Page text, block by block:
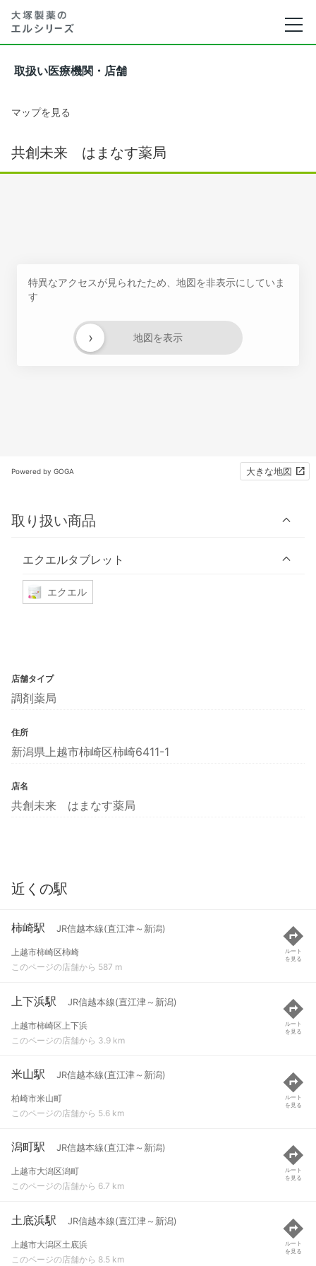
取扱い医療機関・店舗
マップを見る
共創未来 はまなす薬局
特異なアクセスが見られたため、地図を非表示にしていま
す
地図を表示
›
Powered by GOGA 大きな地図
取り扱い商品
エクエルタブレット
エクエル
店舗タイプ
調剤薬局
住所
新潟県上越市柿崎区柿崎6411-1
店名
共創未来 はまなす薬局
近くの駅
柿崎駅 JR信越本線(直江津～新潟)
上越市柿崎区柿崎
このページの店舗から 587 m
ルート
を見る
上下浜駅 JR信越本線(直江津～新潟)
上越市柿崎区上下浜
このページの店舗から 3.9 km
ルート
を見る
米山駅 JR信越本線(直江津～新潟)
柏崎市米山町
このページの店舗から 5.6 km
ルート
を見る
潟町駅 JR信越本線(直江津～新潟)
上越市大潟区潟町
このページの店舗から 6.7 km
ルート
を見る
土底浜駅 JR信越本線(直江津～新潟)
上越市大潟区土底浜
このページの店舗から 8.5 km
ルート
を見る